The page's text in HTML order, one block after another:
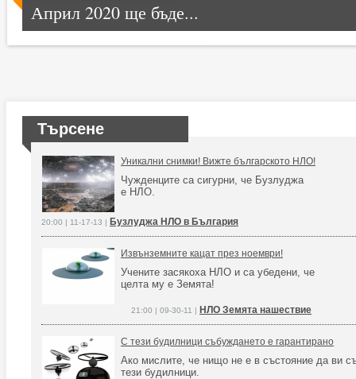
Април 2020 ще бъде...
Търсене
Уникални снимки! Вижте българското НЛО!
Чужденците са сигурни, че Бузлуджа
е НЛО.
20:00 | 11-17-13 | Бузлуджа НЛО в България
Извънземните кацат през ноември!
Учените засякоха НЛО и са убедени, че
целта му е Земята!
21:00 | 09-30-11 | НЛО Земята нашествие
С тези будилници събуждането е гарантирано
Ако мислите, че нищо не е в състояние да ви
тези будилници.